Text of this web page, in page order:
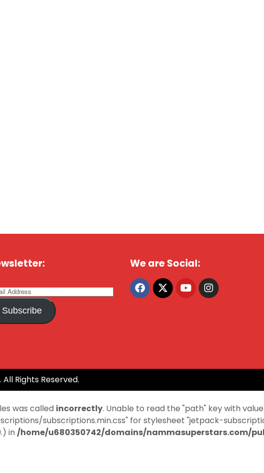
Subscribe
We are Social:
All Rights Reserved.
was called incorrectly. Unable to read the "path" key with
subscriptions.min.css" for stylesheet "jetpack-
in /home/u680350742/domains/nammasuperstars.com/